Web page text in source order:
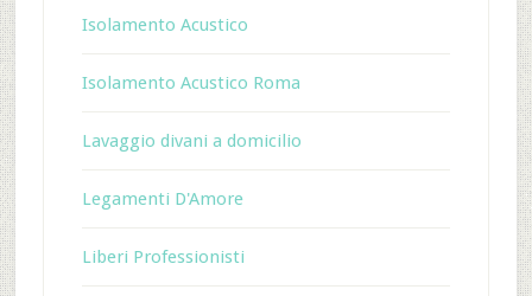
Isolamento Acustico
Isolamento Acustico Roma
Lavaggio divani a domicilio
Legamenti D'Amore
Liberi Professionisti